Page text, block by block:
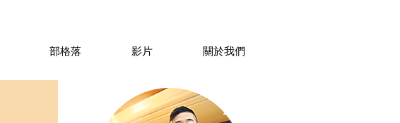
部格落 影片 關於我們